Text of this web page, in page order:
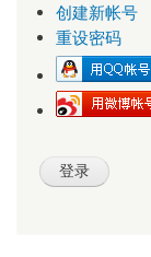
创建新帐号
重设密码